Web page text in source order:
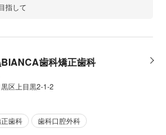
指して
歯科矯正歯科
区上目黒2-1-2
歯科 歯科口腔外科